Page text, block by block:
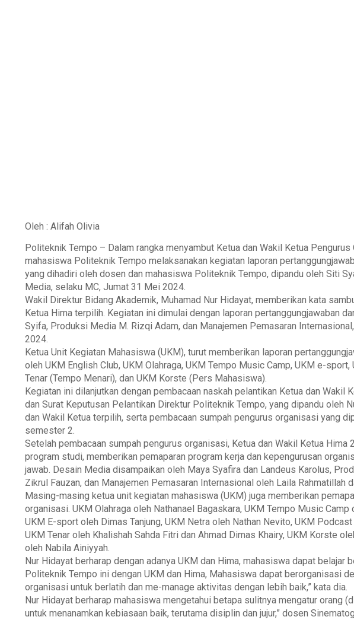
Oleh : Alifah Olivia
Politeknik Tempo – Dalam rangka menyambut Ketua dan Wakil Ketua
mahasiswa Politeknik Tempo melaksanakan kegiatan laporan
yang dihadiri oleh dosen dan mahasiswa Politeknik Tempo, dipandu oleh Siti
Media, selaku MC, Jumat 31 Mei 2024.
Wakil Direktur Bidang Akademik, Muhamad Nur Hidayat, memberikan kata
Ketua Hima terpilih. Kegiatan ini dimulai dengan laporan pertanggungjawaban
Syifa, Produksi Media M. Rizqi Adam, dan Manajemen Pemasaran
2024.
Ketua Unit Kegiatan Mahasiswa (UKM), turut memberikan laporan
oleh UKM English Club, UKM Olahraga, UKM Tempo Music Camp, UKM e-
Tenar (Tempo Menari), dan UKM Korste (Pers Mahasiswa).
Kegiatan ini dilanjutkan dengan pembacaan naskah pelantikan Ketua dan
dan Surat Keputusan Pelantikan Direktur Politeknik Tempo, yang dipandu oleh
dan Wakil Ketua terpilih, serta pembacaan sumpah pengurus organisasi yang
semester 2.
Setelah pembacaan sumpah pengurus organisasi, Ketua dan Wakil Ketua
program studi, memberikan pemaparan program kerja dan kepengurusan
jawab. Desain Media disampaikan oleh Maya Syafira dan Landeus Karolus,
Zikrul Fauzan, dan Manajemen Pemasaran Internasional oleh Laila Rahmatillah
Masing-masing ketua unit kegiatan mahasiswa (UKM) juga memberikan
organisasi. UKM Olahraga oleh Nathanael Bagaskara, UKM Tempo Music
UKM E-sport oleh Dimas Tanjung, UKM Netra oleh Nathan Nevito, UKM
UKM Tenar oleh Khalishah Sahda Fitri dan Ahmad Dimas Khairy, UKM Korste
oleh Nabila Ainiyyah.
Nur Hidayat berharap dengan adanya UKM dan Hima, mahasiswa dapat belajar
Politeknik Tempo ini dengan UKM dan Hima, Mahasiswa dapat berorganisasi
organisasi untuk berlatih dan me-manage aktivitas dengan lebih baik,” kata dia.
Nur Hidayat berharap mahasiswa mengetahui betapa sulitnya mengatur orang
untuk menanamkan kebiasaan baik, terutama disiplin dan jujur,” dosen